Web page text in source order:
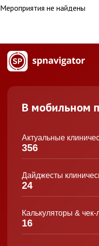
Мероприятия не найдены
В мобильном
Актуальные
356
Дайджесты
24
Калькуляторы & чек-
16